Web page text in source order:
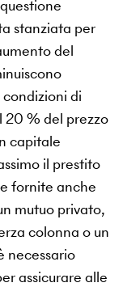
stanziata per
del
di
20 % del prezzo
capitale
il prestito
fornite anche
mutuo privato,
colonna o un
necessario
assicurare alle